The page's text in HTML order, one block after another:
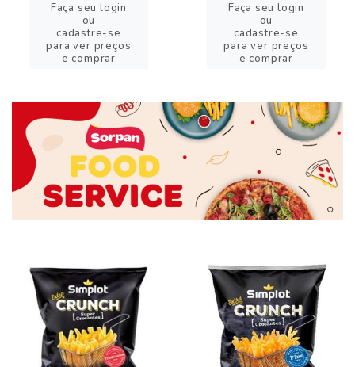
Faça seu login
ou
cadastre-se
para ver preços
e comprar
Faça seu login
ou
cadastre-se
para ver preços
e comprar